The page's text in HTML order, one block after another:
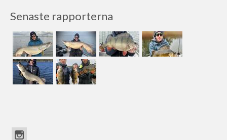
Senaste rapporterna